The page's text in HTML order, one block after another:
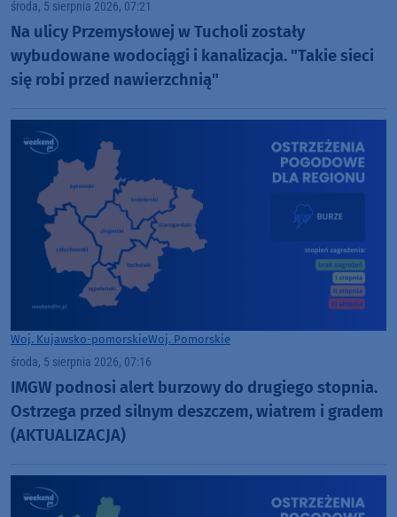
środa, 5 sierpnia 2026, 07:21
Na ulicy Przemysłowej w Tucholi zostały
wybudowane wodociągi i kanalizacja. "Takie sieci
się robi przed nawierzchnią"
Woj. Kujawsko-pomorskieWoj. Pomorskie
środa, 5 sierpnia 2026, 07:16
IMGW podnosi alert burzowy do drugiego stopnia.
Ostrzega przed silnym deszczem, wiatrem i gradem
(AKTUALIZACJA)